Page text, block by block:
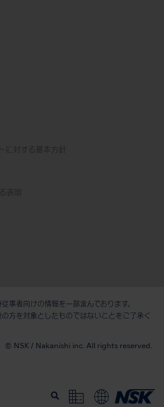
デモ / 見積依頼
に対する基本方針
表明
事者向けの情報を一部含んでおります。
の方を対象としたものではないことをご了承く
© NSK / Nakanishi inc. All rights reserved.